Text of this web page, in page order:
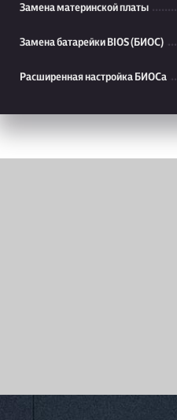
Замена материнской платы
Замена батарейки BIOS (БИОС)
Расширенная настройка БИОСа